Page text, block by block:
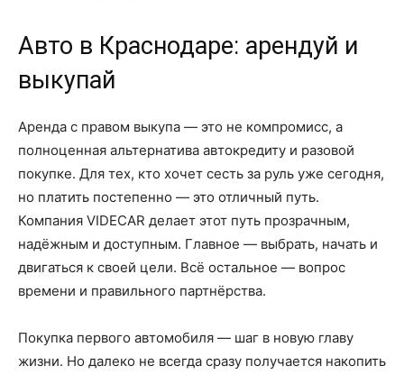
Авто в Краснодаре: арендуй и
выкупай
Аренда с правом выкупа — это не компромисс, а
полноценная альтернатива автокредиту и разовой
покупке. Для тех, кто хочет сесть за руль уже сегодня,
но платить постепенно — это отличный путь.
Компания VIDECAR делает этот путь прозрачным,
надёжным и доступным. Главное — выбрать, начать и
двигаться к своей цели. Всё остальное — вопрос
времени и правильного партнёрства.
Покупка первого автомобиля — шаг в новую главу
жизни. Но далеко не всегда сразу получается накопить